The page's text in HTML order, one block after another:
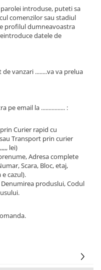
introduse, puteti sa
comenzilor sau stadiul
profilul dumneavoastra
datele de
de vanzari ........va va prelua
email la ................ :
Curier rapid cu
Transport prin curier
lei)
Adresa complete
Scara, Bloc, etaj,
cazul).
produslui, Codul